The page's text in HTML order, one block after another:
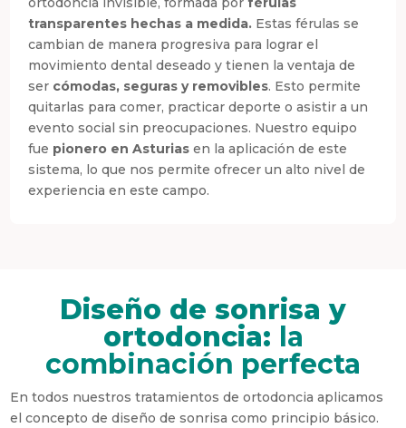
transparentes hechas a medida. Estas férulas se
cambian de manera progresiva para lograr el
movimiento dental deseado y tienen la ventaja de
ser cómodas, seguras y removibles. Esto permite
quitarlas para comer, practicar deporte o asistir a un
evento social sin preocupaciones. Nuestro equipo
fue pionero en Asturias en la aplicación de este
sistema, lo que nos permite ofrecer un alto nivel de
experiencia en este campo.
Diseño de sonrisa y
ortodoncia: la
combinación perfecta
En todos nuestros tratamientos de ortodoncia aplicamos
el concepto de diseño de sonrisa como principio básico.